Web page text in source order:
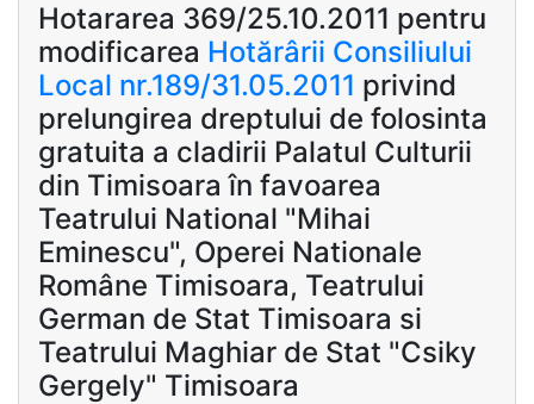
Hotararea 369/25.10.2011 pentru
modificarea Hotărârii Consiliului
Local nr.189/31.05.2011 privind
prelungirea dreptului de folosinta
gratuita a cladirii Palatul Culturii
din Timisoara în favoarea
Teatrului National "Mihai
Eminescu", Operei Nationale
Române Timisoara, Teatrului
German de Stat Timisoara si
Teatrului Maghiar de Stat "Csiky
Gergely" Timisoara